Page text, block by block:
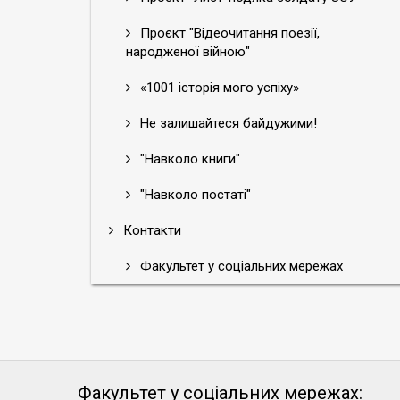
Проєкт "Відеочитання поезії,
народженої війною"
«1001 історія мого успіху»
Не залишайтеся байдужими!
"Навколо книги"
"Навколо постаті"
Контакти
Факультет у соціальних мережах
Факультет у соціальних мережах: